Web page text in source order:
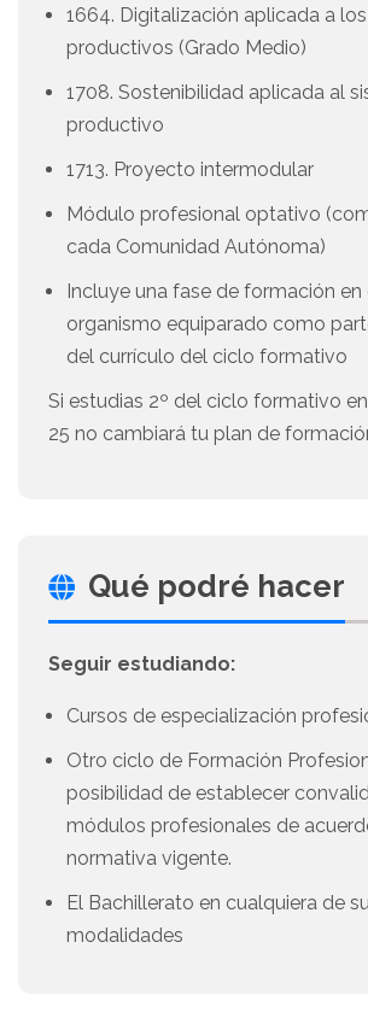
1664. Digitalización aplicada a
productivos (Grado Medio)
1708. Sostenibilidad aplicada al
productivo
1713. Proyecto intermodular
Módulo profesional optativo
cada Comunidad Autónoma)
Incluye una fase de formación en
organismo equiparado como
del currículo del ciclo formativo
Si estudias 2º del ciclo formativo
25 no cambiará tu plan de
Qué podré hacer
Seguir estudiando:
Cursos de especialización
Otro ciclo de Formación
posibilidad de establecer
módulos profesionales de
normativa vigente.
El Bachillerato en cualquiera de
modalidades